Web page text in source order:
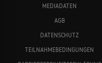
MEDIADATEN
AGB
DATENSCHUTZ
TEILNAHMEBEDINGUNGEN